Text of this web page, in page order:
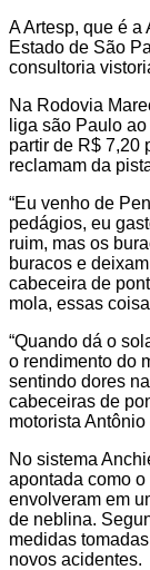
A Artesp, que é
Estado de São
consultoria
Na Rodovia
liga são Paulo
partir de R$ 7,20
reclamam da
“Eu venho de
pedágios, eu
ruim, mas os
buracos e
cabeceira de
mola, essas
“Quando dá o
o rendimento do
sentindo dores
cabeceiras de
motorista
No sistema
apontada como
envolveram em
de neblina.
medidas
novos acidentes.